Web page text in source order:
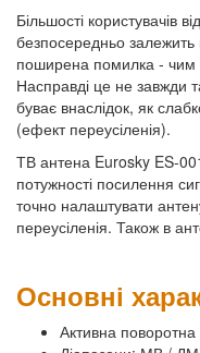
Більшості користувачів
безпосередньо
поширена помилка - чим
Насправді це не завжди
буває внаслідок, як
(ефект переусіленія).
ТВ антена Eurosky ES-
потужності посилення
точно налаштувати
переусіленія. Також в
Основні
Активна